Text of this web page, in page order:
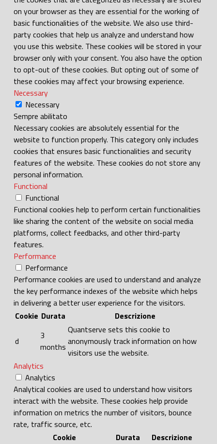
on your browser as they are essential for the working of
basic functionalities of the website. We also use third-
party cookies that help us analyze and understand how
you use this website. These cookies will be stored in your
browser only with your consent. You also have the option
to opt-out of these cookies. But opting out of some of
these cookies may affect your browsing experience.
Necessary
Necessary
Sempre abilitato
Necessary cookies are absolutely essential for the
website to function properly. This category only includes
cookies that ensures basic functionalities and security
features of the website. These cookies do not store any
personal information.
Functional
Functional
Functional cookies help to perform certain functionalities
like sharing the content of the website on social media
platforms, collect feedbacks, and other third-party
features.
Performance
Performance
Performance cookies are used to understand and analyze
the key performance indexes of the website which helps
in delivering a better user experience for the visitors.
Cookie Durata Descrizione
d
3
months
Quantserve sets this cookie to
anonymously track information on how
visitors use the website.
Analytics
Analytics
Analytical cookies are used to understand how visitors
interact with the website. These cookies help provide
information on metrics the number of visitors, bounce
rate, traffic source, etc.
Cookie
Durata Descrizione